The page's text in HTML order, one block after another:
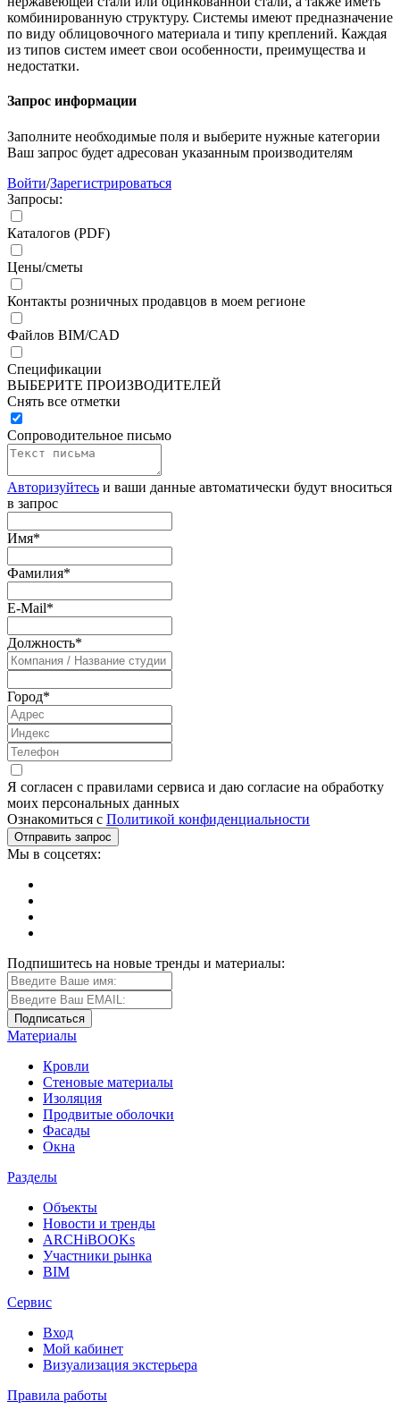
комбинированную структуру. Системы имеют предназначение
по виду облицовочного материала и типу креплений. Каждая
из типов систем имеет свои особенности, преимущества и
недостатки.
Запрос информации
Заполните необходимые поля и выберите нужные категории
Ваш запрос будет адресован указанным производителям
Войти/Зарегистрироваться
Запросы:
Каталогов (PDF)
Цены/сметы
Контакты розничных продавцов в моем регионе
Файлов BIM/CAD
Спецификации
ВЫБЕРИТЕ ПРОИЗВОДИТЕЛЕЙ
Снять все отметки
Сопроводительное письмо
Авторизуйтесь и ваши данные автоматически будут вноситься
в запрос
Имя*
Фамилия*
E-Mail*
Должность*
Город*
Я согласен с правилами сервиса и даю согласие на обработку
моих персональных данных
Ознакомиться с Политикой конфиденциальности
Мы в соцсетях:
Подпишитесь на новые тренды и материалы:
Материалы
Кровли
Стеновые материалы
Изоляция
Продвитые оболочки
Фасады
Окна
Разделы
Объекты
Новости и тренды
ARCHiBOOKs
Участники рынка
BIM
Сервис
Вход
Мой кабинет
Визуализация экстерьера
Правила работы